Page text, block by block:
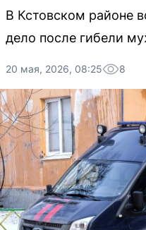
В Кстовском районе
дело после гибели
20 мая, 2026, 08:25 8